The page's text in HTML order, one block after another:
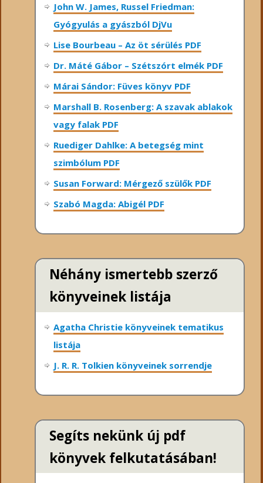
John W. James, Russel Friedman:
Gyógyulás a gyászból DjVu
Lise Bourbeau – Az öt sérülés PDF
Dr. Máté Gábor – Szétszórt elmék PDF
Márai Sándor: Füves könyv PDF
Marshall B. Rosenberg: A szavak ablakok
vagy falak PDF
Ruediger Dahlke: A betegség mint
szimbólum PDF
Susan Forward: Mérgező szülők PDF
Szabó Magda: Abigél PDF
Néhány ismertebb szerző
könyveinek listája
Agatha Christie könyveinek tematikus
listája
J. R. R. Tolkien könyveinek sorrendje
Segíts nekünk új pdf
könyvek felkutatásában!